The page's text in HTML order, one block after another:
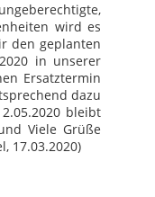
wird es
den geplanten
in unserer
Ersatztermin
dazu
bleibt
Viele Grüße
17.03.2020)